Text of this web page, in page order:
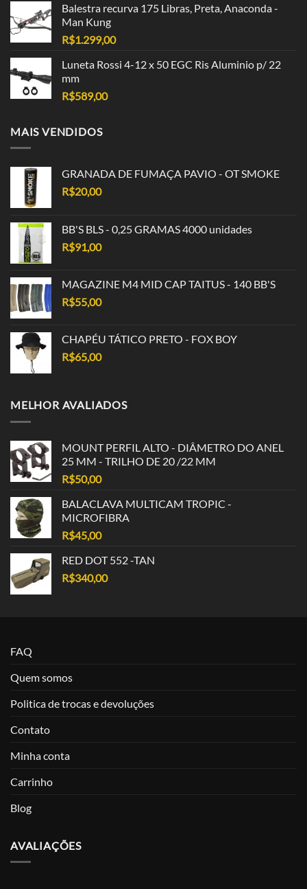
Balestra recurva 175 Libras, Preta, Anaconda -
Man Kung
R$1.299,00
Luneta Rossi 4-12 x 50 EGC Ris Aluminio p/ 22
mm
R$589,00
MAIS VENDIDOS
GRANADA DE FUMAÇA PAVIO - OT SMOKE
R$20,00
BB'S BLS - 0,25 GRAMAS 4000 unidades
R$91,00
MAGAZINE M4 MID CAP TAITUS - 140 BB'S
R$55,00
CHAPÉU TÁTICO PRETO - FOX BOY
R$65,00
MELHOR AVALIADOS
MOUNT PERFIL ALTO - DIÂMETRO DO ANEL
25 MM - TRILHO DE 20 /22 MM
R$50,00
BALACLAVA MULTICAM TROPIC -
MICROFIBRA
R$45,00
RED DOT 552 -TAN
R$340,00
FAQ
Quem somos
Politica de trocas e devoluções
Contato
Minha conta
Carrinho
Blog
AVALIAÇÕES